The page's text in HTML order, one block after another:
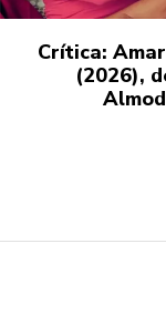
Crítica:
(2026),